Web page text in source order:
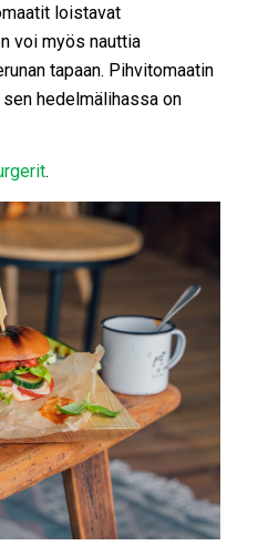
loistavat
voi myös nauttia
tapaan. Pihvitomaatin
hedelmälihassa on
.